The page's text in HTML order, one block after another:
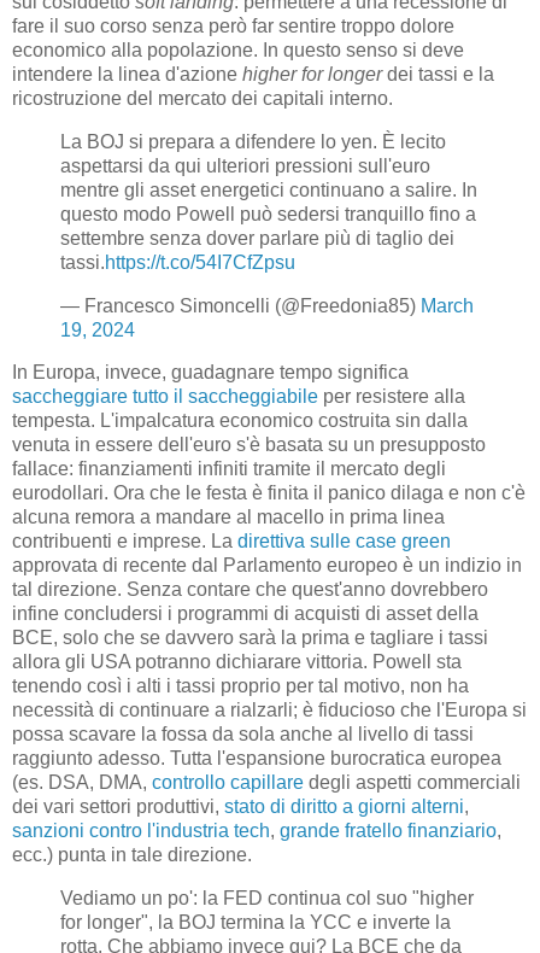
fare il suo corso senza però far sentire troppo dolore
economico alla popolazione. In questo senso si deve
intendere la linea d'azione higher for longerdei tassi e la
ricostruzione del mercato dei capitali interno.
La BOJ si prepara a difendere lo yen. È lecito
aspettarsi da qui ulteriori pressioni sull'euro
mentre gli asset energetici continuano a salire. In
questo modo Powell può sedersi tranquillo fino a
settembre senza dover parlare più di taglio dei
tassi.https://t.co/54I7CfZpsu
— Francesco Simoncelli (@Freedonia85) March
19, 2024
In Europa, invece, guadagnare tempo significa
saccheggiare tutto il saccheggiabile per resistere alla
tempesta. L'impalcatura economico costruita sin dalla
venuta in essere dell'euro s'è basata su un presupposto
fallace: finanziamenti infiniti tramite il mercato degli
eurodollari. Ora che le festa è finita il panico dilaga e non c'è
alcuna remora a mandare al macello in prima linea
contribuenti e imprese. La direttiva sulle case green
approvata di recente dal Parlamento europeo è un indizio in
tal direzione. Senza contare che quest'anno dovrebbero
infine concludersi i programmi di acquisti di asset della
BCE, solo che se davvero sarà la prima e tagliare i tassi
allora gli USA potranno dichiarare vittoria. Powell sta
tenendo così i alti i tassi proprio per tal motivo, non ha
necessità di continuare a rialzarli; è fiducioso che l'Europa si
possa scavare la fossa da sola anche al livello di tassi
raggiunto adesso. Tutta l'espansione burocratica europea
(es. DSA, DMA, controllo capillare degli aspetti commerciali
dei vari settori produttivi, stato di diritto a giorni alterni,
sanzioni contro l'industria tech, grande fratello finanziario,
ecc.) punta in tale direzione.
Vediamo un po': la FED continua col suo "higher
for longer", la BOJ termina la YCC e inverte la
rotta. Che abbiamo invece qui? La BCE che da